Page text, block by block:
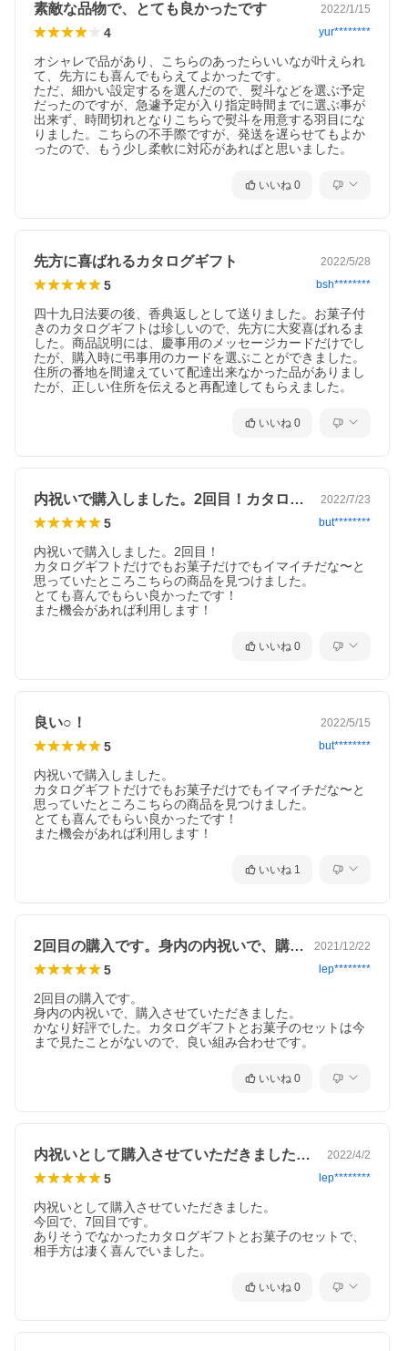
素敵な品物で、とても良かったです 2022/1/15
4 yur********
オシャレで品があり、こちらのあったらいいなが叶えられ
て、先方にも喜んでもらえてよかったです。
ただ、細かい設定するを選んだので、熨斗などを選ぶ予定
だったのですが、急遽予定が入り指定時間までに選ぶ事が
出来ず、時間切れとなりこちらで熨斗を用意する羽目にな
りました。こちらの不手際ですが、発送を遅らせてもよか
ったので、もう少し柔軟に対応があればと思いました。
いいね 0
先方に喜ばれるカタログギフト 2022/5/28
5 bsh********
四十九日法要の後、香典返しとして送りました。お菓子付
きのカタログギフトは珍しいので、先方に大変喜ばれるま
した。商品説明には、慶事用のメッセージカードだけでし
たが、購入時に弔事用のカードを選ぶことができました。
住所の番地を間違えていて配達出来なかった品がありまし
たが、正しい住所を伝えると再配達してもらえました。
いいね 0
内祝いで購入しました。2回目！カタログ… 2022/7/23
5 but********
内祝いで購入しました。2回目！
カタログギフトだけでもお菓子だけでもイマイチだな〜と
思っていたところこちらの商品を見つけました。
とても喜んでもらい良かったです！
また機会があれば利用します！
いいね 0
良い○！ 2022/5/15
5 but********
内祝いで購入しました。
カタログギフトだけでもお菓子だけでもイマイチだな〜と
思っていたところこちらの商品を見つけました。
とても喜んでもらい良かったです！
また機会があれば利用します！
いいね 1
2回目の購入です。身内の内祝いで、購入… 2021/12/22
5 lep********
2回目の購入です。
身内の内祝いで、購入させていただきました。
かなり好評でした。カタログギフトとお菓子のセットは今
まで見たことがないので、良い組み合わせです。
いいね 0
内祝いとして購入させていただきました。… 2022/4/2
5 lep********
内祝いとして購入させていただきました。
今回で、7回目です。
ありそうでなかったカタログギフトとお菓子のセットで、
相手方は凄く喜んでいました。
いいね 0